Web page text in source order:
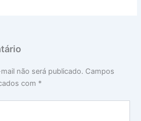
não será publicado. Campos
com *